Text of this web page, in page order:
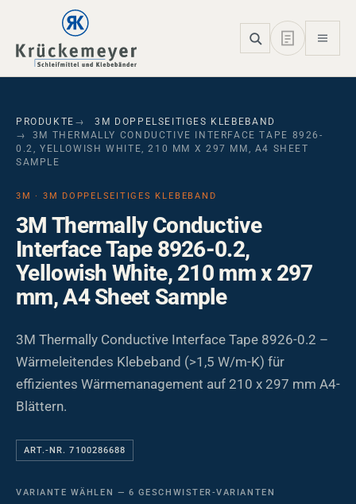
Skip to main navigation
Skip to main content
Skip to page footer
PRODUKTE
3M DOPPELSEITIGES KLEBEBAND
3M THERMALLY CONDUCTIVE INTERFACE TAPE 8926-
0.2, YELLOWISH WHITE, 210 MM X 297 MM, A4 SHEET
SAMPLE
3M · 3M DOPPELSEITIGES KLEBEBAND
3M Thermally Conductive
Interface Tape 8926-0.2,
Yellowish White, 210 mm x 297
mm, A4 Sheet Sample
3M Thermally Conductive Interface Tape 8926-0.2 –
Wärmeleitendes Klebeband (>1,5 W/m-K) für
effizientes Wärmemanagement auf 210 x 297 mm A4-
Blättern.
ART.-NR. 7100286688
VARIANTE WÄHLEN — 6 GESCHWISTER-VARIANTEN